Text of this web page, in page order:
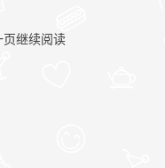
继续阅读